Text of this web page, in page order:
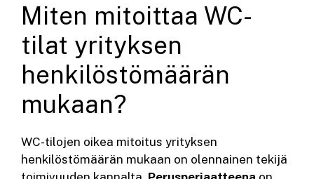
Miten mitoittaa WC-
tilat yrityksen
henkilöstömäärän
mukaan?
WC-tilojen oikea mitoitus yrityksen
henkilöstömäärän mukaan on olennainen tekijä